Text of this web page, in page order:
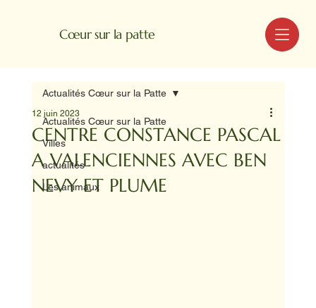
Cœur sur la patte MENU
Actualités Cœur sur la Patte
Villes
actualités
Les animaux
Actualités Cœur sur la Patte
CENTRE CONSTANCE PASCAL
A VALENCIENNES AVEC BEN
NEVY ET PLUME
12 juin 2023